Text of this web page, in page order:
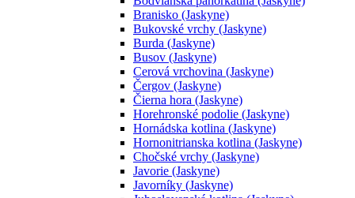
Branisko (Jaskyne)
Bukovské vrchy (Jaskyne)
Burda (Jaskyne)
Busov (Jaskyne)
Cerová vrchovina (Jaskyne)
Čergov (Jaskyne)
Čierna hora (Jaskyne)
Horehronské podolie (Jaskyne)
Hornádska kotlina (Jaskyne)
Hornonitrianska kotlina (Jaskyne)
Chočské vrchy (Jaskyne)
Javorie (Jaskyne)
Javorníky (Jaskyne)